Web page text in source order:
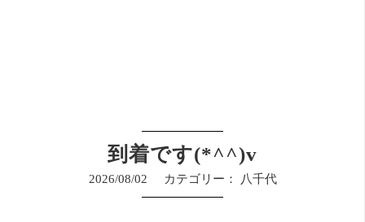
到着です(*^^)v
2026/08/02 カテゴリー： 八千代